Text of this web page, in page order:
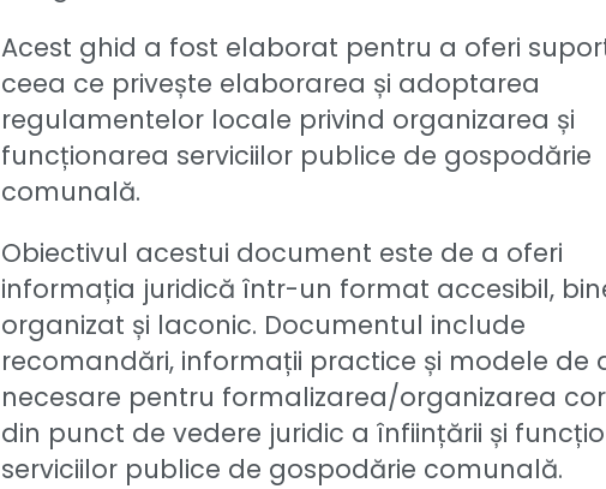
Acest ghid a fost elaborat pentru a oferi
ceea ce privește elaborarea și adoptarea
regulamentelor locale privind organizarea și
funcționarea serviciilor publice de gospodărie
comunală.
Obiectivul acestui document este de a oferi
informația juridică într-un format accesibil,
organizat și laconic. Documentul include
recomandări, informații practice și modele de
necesare pentru formalizarea/organizarea
din punct de vedere juridic a înființării și
serviciilor publice de gospodărie comunală.